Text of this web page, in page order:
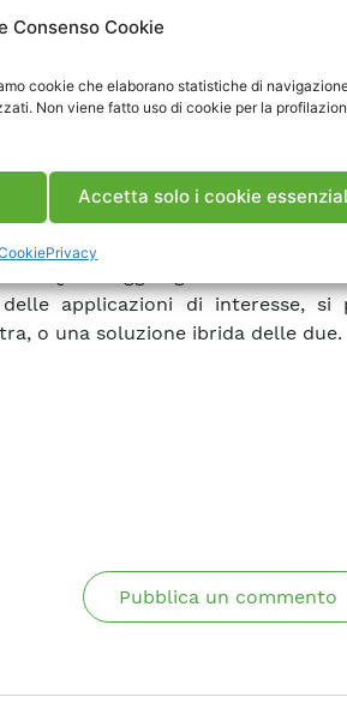
Consenso Cookie
cookie che elaborano statistiche di
Non viene fatto uso di cookie per la
Accetta solo i cookie
Privacy
un’analisi delle principali
tecniche per
di comunicazioni sia fisse
di KPI per la garanzia della
all’implementazione di servizi
tra le wired e le wireless si
delle applicazioni di interesse, si
o una soluzione ibrida delle due.
Pubblica un commento